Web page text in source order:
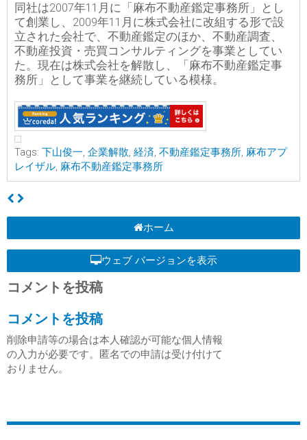
同社は2007年11月に「麻布不動産鑑定事務所」とし
て創業し、2009年11月に株式会社に改組する形で設
立された会社で、不動産鑑定のほか、不動産調査、
不動産投資・売買コンサルティングを事業としてい
た。現在は株式会社を解散し、「麻布不動産鑑定事
務所」として事業を継続している模様。
Tags: 下山俊一, 企業解散, 経済, 不動産鑑定事務所, 麻布アプ
レイザル, 麻布不動産鑑定事務所
ホーム
ウェブ バージョンを表示
コメントを投稿
コメントを投稿
削除申請等の場合は本人確認が可能な個人情報
の入力が必要です。匿名での申請は受け付けて
おりません。